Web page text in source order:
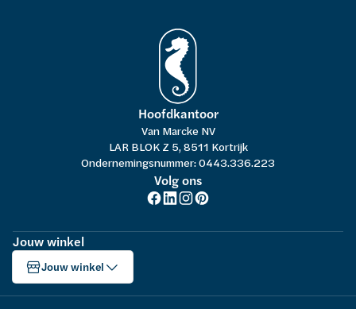
Hoofdkantoor
Van Marcke NV
LAR BLOK Z 5, 8511 Kortrijk
Ondernemingsnummer: 0443.336.223
Volg ons
Jouw winkel
Jouw winkel